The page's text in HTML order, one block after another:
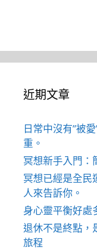
近期文章
日常中沒有”被
重。
冥想新手入門：
冥想已經是全民
人來告訴你。
身心靈平衡好處
退休不是終點，
旅程